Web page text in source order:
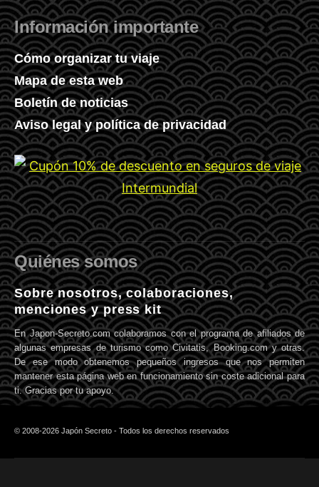
Información importante
Cómo organizar tu viaje
Mapa de esta web
Boletín de noticias
Aviso legal y política de privacidad
Quiénes somos
Sobre nosotros, colaboraciones,
menciones y press kit
En Japon-Secreto.com colaboramos con el programa de afiliados de
algunas empresas de turismo como Civitatis, Booking.com y otras.
De ese modo obtenemos pequeños ingresos que nos permiten
mantener esta página web en funcionamiento sin coste adicional para
ti. Gracias por tu apoyo.
© 2008-2026 Japón Secreto - Todos los derechos reservados